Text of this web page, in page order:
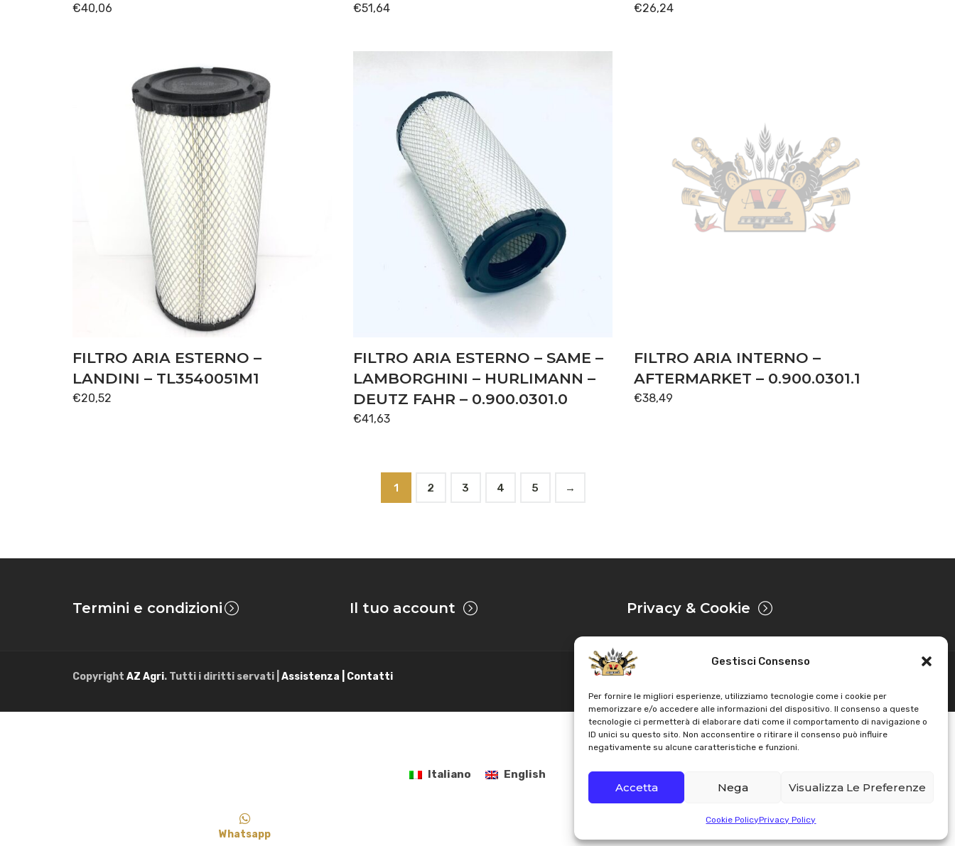
Gestisci Consenso
Per fornire le migliori esperienze, utilizziamo tecnologie come i cookie per
memorizzare e/o accedere alle informazioni del dispositivo. Il consenso a queste
tecnologie ci permetterà di elaborare dati come il comportamento di navigazione o
ID unici su questo sito. Non acconsentire o ritirare il consenso può influire
negativamente su alcune caratteristiche e funzioni.
Accetta Nega Visualizza Le Preferenze
Cookie PolicyPrivacy Policy
€40,06 €51,64 €26,24
FILTRO ARIA ESTERNO –
LANDINI – TL3540051M1
€20,52
FILTRO ARIA ESTERNO – SAME –
LAMBORGHINI – HURLIMANN –
DEUTZ FAHR – 0.900.0301.0
€41,63
FILTRO ARIA INTERNO –
AFTERMARKET – 0.900.0301.1
€38,49
1 2 3 4 5 →
Termini e condizioni Il tuo account Privacy & Cookie
Copyright AZ Agri. Tutti i diritti servati | Assistenza | Contatti
Whatsapp
Italiano English